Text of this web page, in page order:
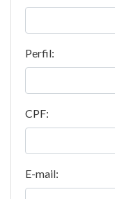
Perfil:
CPF:
E-mail: